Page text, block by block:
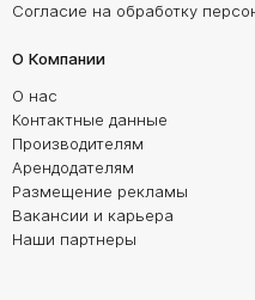
Согласие на обработку
О Компании
О нас
Контактные данные
Производителям
Арендодателям
Размещение рекламы
Вакансии и карьера
Наши партнеры